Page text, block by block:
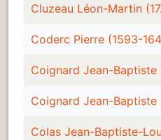
Cluzeau Léon-Martin
Coderc Pierre (1593-
Coignard Jean-Baptiste
Coignard Jean-Baptiste
Colas Jean-Baptiste-